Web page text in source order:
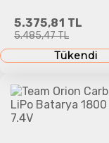
5.375,81 TL
5.485,47 TL
Tükendi